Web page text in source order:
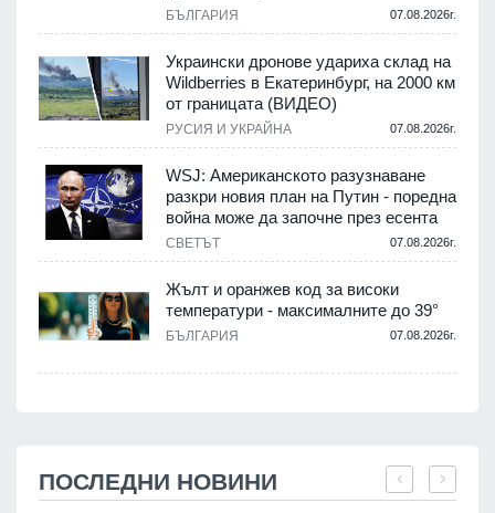
БЪЛГАРИЯ 07.08.2026г.
Украински дронове удариха склад на
Wildberries в Екатеринбург, на 2000 км
от границата (ВИДЕО)
РУСИЯ И УКРАЙНА 07.08.2026г.
WSJ: Американското разузнаване
разкри новия план на Путин - поредна
война може да започне през есента
СВЕТЪТ 07.08.2026г.
Жълт и оранжев код за високи
температури - максималните до 39°
БЪЛГАРИЯ 07.08.2026г.
ПОСЛЕДНИ НОВИНИ